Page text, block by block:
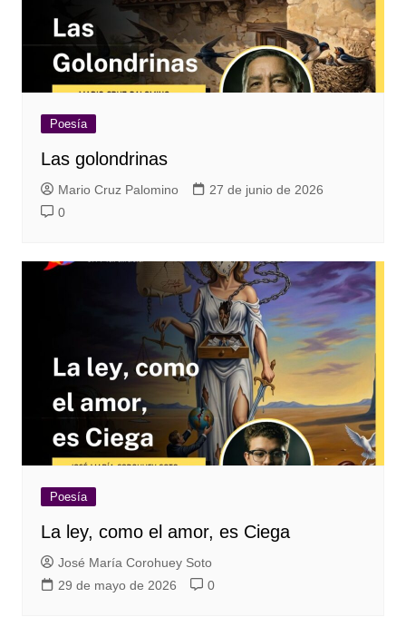
Poesía
Las golondrinas
Mario Cruz Palomino
27 de junio de 2026
0
Poesía
La ley, como el amor, es Ciega
José María Corohuey Soto
29 de mayo de 2026
0